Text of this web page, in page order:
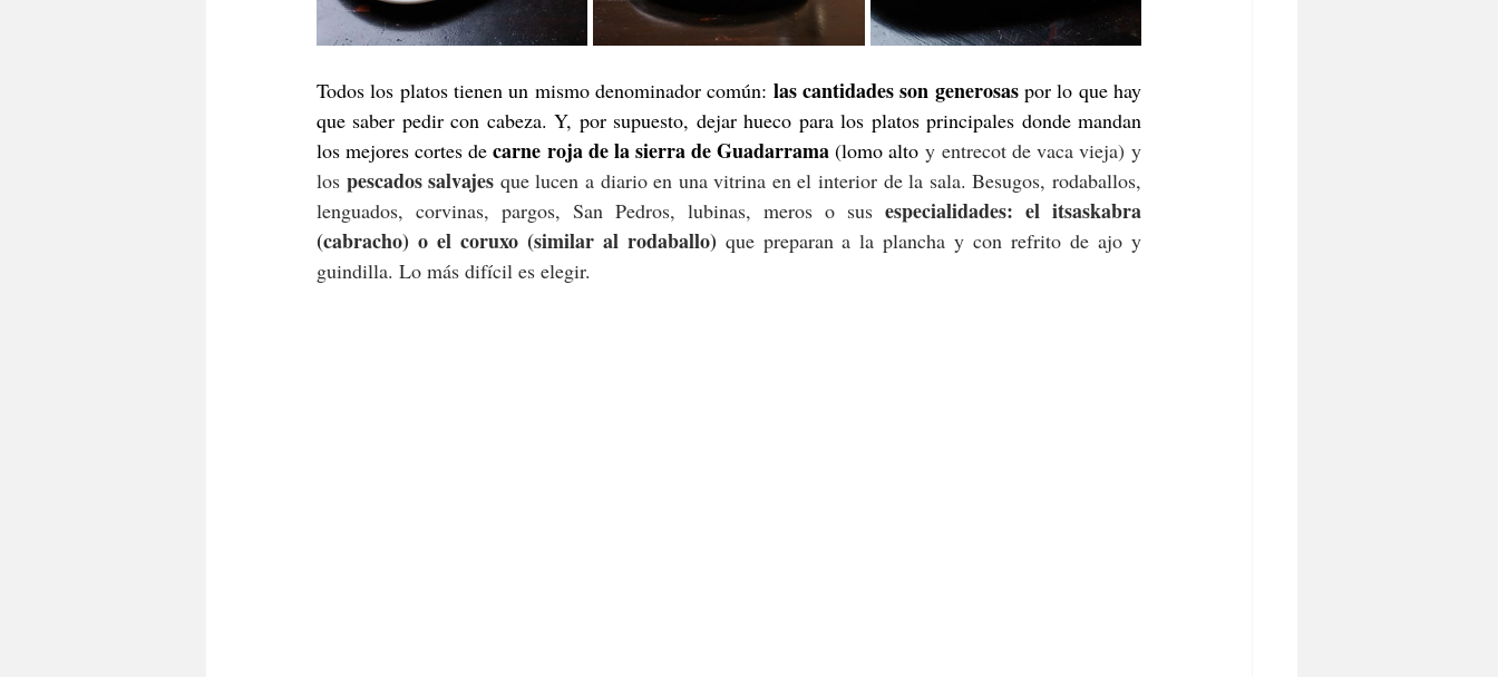
Todos los platos tienen un mismo denominador común: las cantidades son generosas por lo que hay
que saber pedir con cabeza. Y, por supuesto, dejar hueco para los platos principales donde mandan
los mejores cortes de carne roja de la sierra de Guadarrama (lomo alto y entrecot de vaca vieja) y
los pescados salvajes que lucen a diario en una vitrina en el interior de la sala. Besugos, rodaballos,
lenguados, corvinas, pargos, San Pedros, lubinas, meros o sus especialidades: el itsaskabra
(cabracho) o el coruxo (similar al rodaballo) que preparan a la plancha y con refrito de ajo y
guindilla. Lo más difícil es elegir.